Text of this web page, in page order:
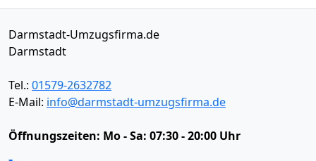
Darmstadt-Umzugsfirma.de
Darmstadt
Tel.: 01579-2632782
E-Mail: info@darmstadt-umzugsfirma.de
Öffnungszeiten: Mo - Sa: 07:30 - 20:00 Uhr